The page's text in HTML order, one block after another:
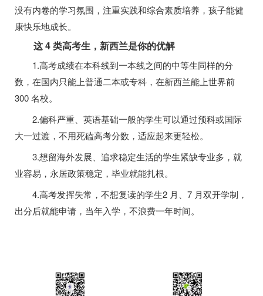
没有内卷的学习氛围，注重实践和综合素质培养，孩子能健
康快乐地成长。
这 4 类高考生，新西兰是你的优解
1.高考成绩在本科线到一本线之间的中等生同样的分
数，在国内只能上普通二本或专科，在新西兰能上世界前
300 名校。
2.偏科严重、英语基础一般的学生可以通过预科或国际
大一过渡，不用死磕高考分数，适应起来更轻松。
3.想留海外发展、追求稳定生活的学生紧缺专业多，就
业容易，永居政策稳定，毕业就能扎根。
4.高考发挥失常，不想复读的学生2 月、7 月双开学制，
出分后就能申请，当年入学，不浪费一年时间。